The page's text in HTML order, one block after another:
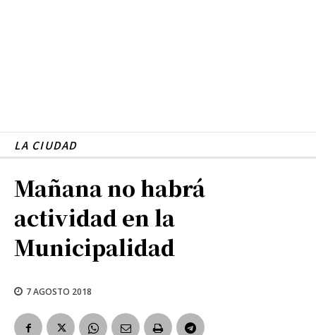
LA CIUDAD
Mañana no habrá
actividad en la
Municipalidad
7 AGOSTO 2018